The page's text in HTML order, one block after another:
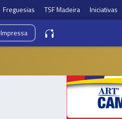
Freguesias TSF Madeira Iniciativas
Impressa